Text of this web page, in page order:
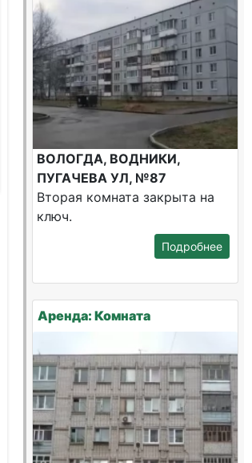
ВОЛОГДА, ВОДНИКИ,
ПУГАЧЕВА УЛ, №87
Вторая комната закрыта на
ключ.
Подробнее
Аренда: Комната